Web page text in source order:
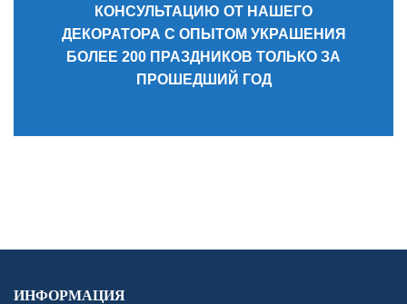
КОНСУЛЬТАЦИЮ ОТ НАШЕГО
ДЕКОРАТОРА С ОПЫТОМ УКРАШЕНИЯ
БОЛЕЕ 200 ПРАЗДНИКОВ ТОЛЬКО ЗА
ПРОШЕДШИЙ ГОД
ИНФОРМАЦИЯ